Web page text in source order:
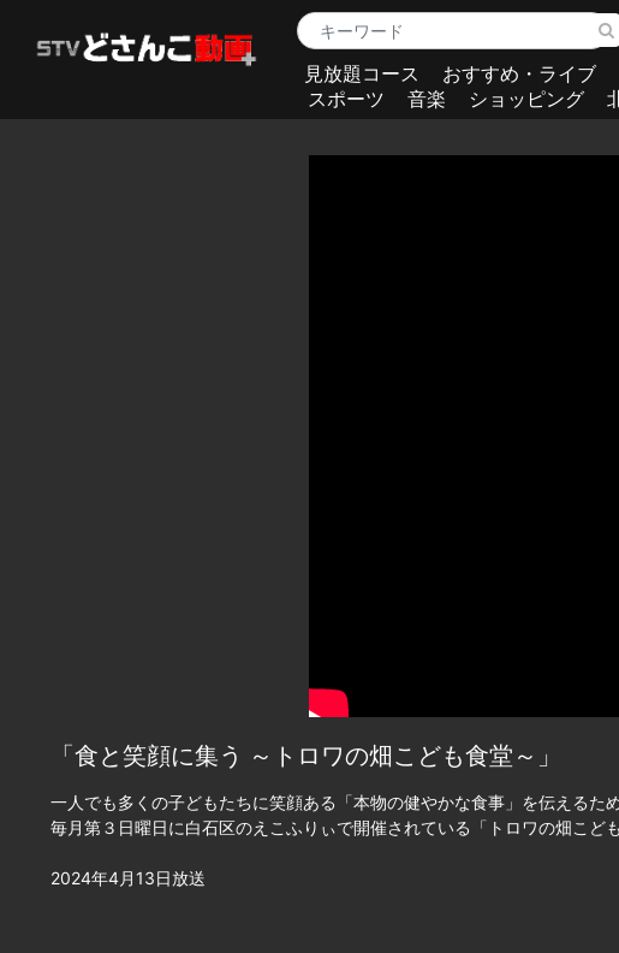
見放題コース おすすめ・ライブ
スポーツ
音楽 ショッピング
「食と笑顔に集う ～トロワの畑こども食堂～」
一人でも多くの子どもたちに笑顔ある「本物の健やかな食事」を伝えるた
毎月第３日曜日に白石区のえこふりぃで開催されている「トロワの畑こど
2024年4月13日放送